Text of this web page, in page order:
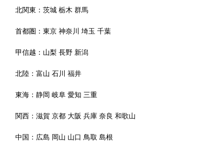
北関東：茨城 栃木 群馬
首都圏：東京 神奈川 埼玉 千葉
甲信越： 山梨 長野 新潟
北陸：富山 石川 福井
東海：静岡 岐阜 愛知 三重
関西：滋賀 京都 大阪 兵庫 奈良 和歌山
中国： 広島 岡山 山口 鳥取 島根